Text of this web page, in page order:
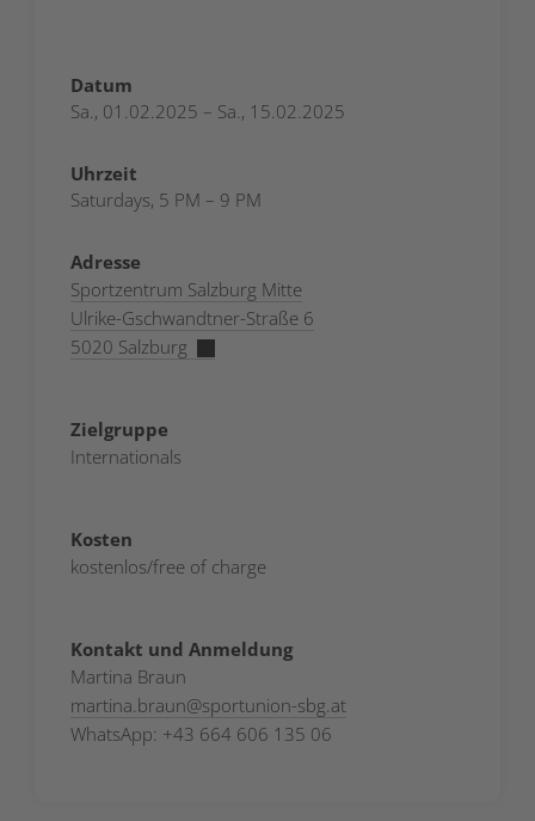
Datum
Sa., 01.02.2025 – Sa., 15.02.2025
Uhrzeit
Saturdays, 5 PM – 9 PM
Adresse
Sportzentrum Salzburg Mitte
Ulrike-Gschwandtner-Straße 6
5020 Salzburg
Zielgruppe
Internationals
Kosten
kostenlos/free of charge
Kontakt und Anmeldung
Martina Braun
martina.braun@sportunion-sbg.at
WhatsApp: +43 664 606 135 06